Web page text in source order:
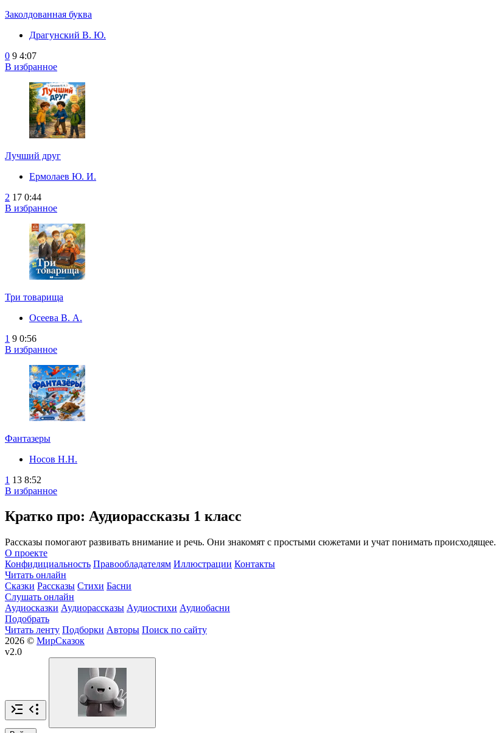
Заколдованная буква
Драгунский В. Ю.
0 9 4:07
В избранное
Лучший друг
Ермолаев Ю. И.
2 17 0:44
В избранное
Три товарища
Осеева В. А.
1 9 0:56
В избранное
Фантазеры
Носов Н.Н.
1 13 8:52
В избранное
Кратко про: Аудиорассказы 1 класс
Рассказы помогают развивать внимание и речь. Они знакомят с простыми сюжетами и учат понимать происходящее.
О проекте
Конфидициальность Правообладателям Иллюстрации Контакты
Читать онлайн
Сказки Рассказы Стихи Басни
Слушать онлайн
Аудиосказки Аудиорассказы Аудиостихи Аудиобасни
Подобрать
Читать ленту Подборки Авторы Поиск по сайту
2026 © МирСказок
v2.0